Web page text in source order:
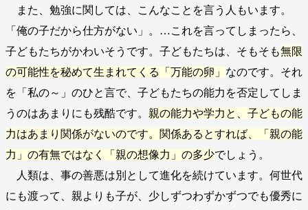
また、勉強に関しては、こんなことを言う人もいます。
「俺の子だから仕方がない」。…これを言ってしまったら、
子どもたちがかわいそうです。子どもたちは、そもそも無限
の可能性を秘めて生まれてくる「万能の卵」 なのです。それ
を「私の～」のひと言で、子どもたちの能力を否定してしま
うのはあまりにも残酷です。 親の能力や学力と、子どもの能
力はあまり関係がないのです。関係あるとすれば、「親の能
力」の有無ではなく「親の想像力」の多少でしょう。
人類は、事の善悪は別として進化を続けています。何世代
にも渡って、親よりも子が、少しずつわずかずつでも優秀に